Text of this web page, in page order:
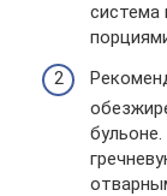
система